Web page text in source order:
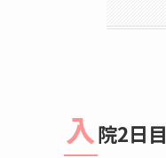
入院2日目